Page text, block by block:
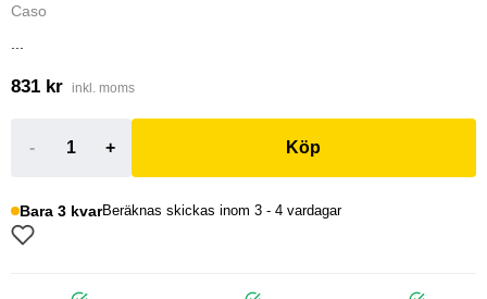
Caso
831 kr inkl. moms
- + Köp
Bara 3 kvarBeräknas skickas inom 3 - 4 vardagar